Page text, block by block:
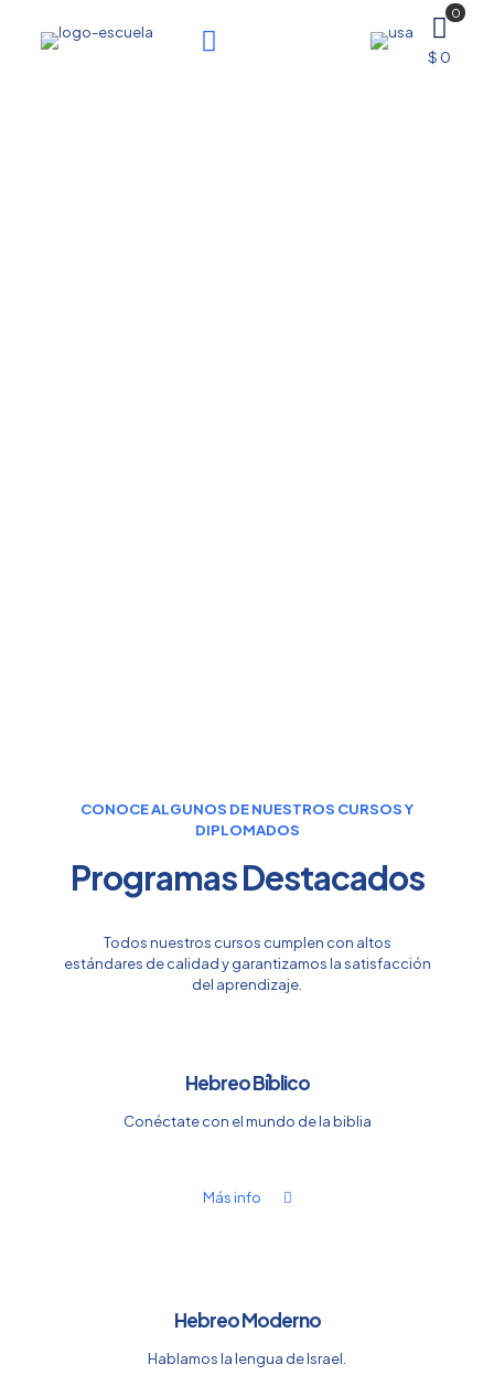
0
$ 0
CONOCE ALGUNOS DE NUESTROS CURSOS Y
DIPLOMADOS
Programas Destacados
Todos nuestros cursos cumplen con altos
estándares de calidad y garantizamos la satisfacción
del aprendizaje.
Hebreo Bíblico
Conéctate con el mundo de la biblia
Más info
Hebreo Moderno
Hablamos la lengua de Israel.